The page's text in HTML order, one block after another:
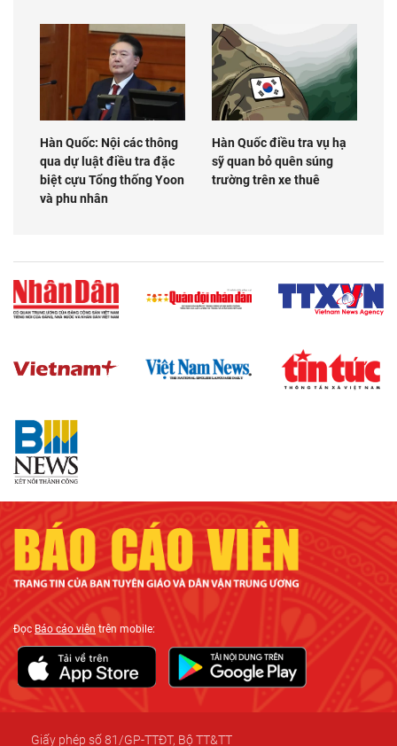
Hàn Quốc: Nội các thông
qua dự luật điều tra đặc
biệt cựu Tổng thống Yoon
và phu nhân
Hàn Quốc điều tra vụ hạ
sỹ quan bỏ quên súng
trường trên xe thuê
ĐọcBáo cáo viên trên mobile:
Giấy phép số 81/GP-TTĐT, Bộ TT&TT